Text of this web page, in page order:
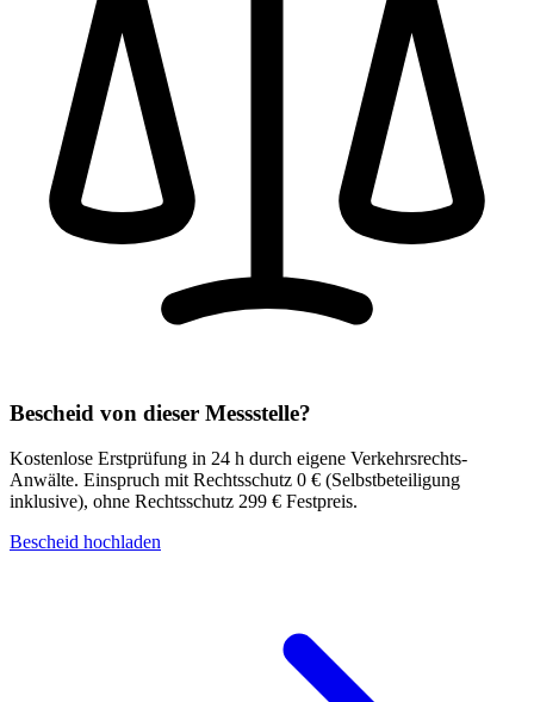
Bescheid von dieser Messstelle?
Kostenlose Erstprüfung in 24 h durch eigene Verkehrsrechts-
Anwälte. Einspruch mit Rechtsschutz 0 € (Selbstbeteiligung
inklusive), ohne Rechtsschutz 299 € Festpreis.
Bescheid hochladen